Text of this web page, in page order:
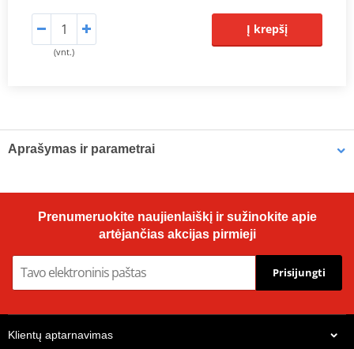
(vnt.)
Į krepšį
Aprašymas ir parametrai
91 mm
Diameter
25 mm
Prenumeruokite naujienlaiškį ir sužinokite apie
artėjančias akcijas pirmieji
Prisijungti
Klientų aptarnavimas